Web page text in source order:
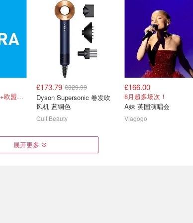
CCL Online 清仓捡漏数码
好物
2026英国新生季 电子数
必买 - Marshall 富士
内附新生季折扣汇总！
免费英国通话短信+欧盟漫游
£173.79 £329.99
Dyson Supersonic 卷发吹
风机 蓝铜色
Cult Beauty
£166.00
8月超多场次！
A妹 英国演唱会
Viagogo
展开更多